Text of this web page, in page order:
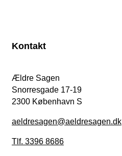
Kontakt
Ældre Sagen
Snorresgade 17-19
2300 København S
aeldresagen@aeldresagen.dk
Tlf. 3396 8686